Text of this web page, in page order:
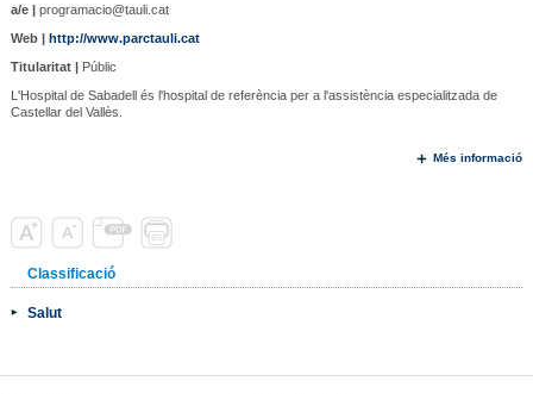
a/e |programacio@tauli.cat
Web | http://www.parctauli.cat
Titularitat |Públic
L'Hospital de Sabadell és l'hospital de referència per a l'assistència especialitzada de
Castellar del Vallès.
Més informació
Classificació
Salut